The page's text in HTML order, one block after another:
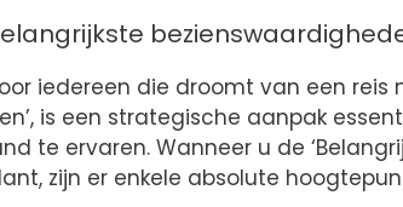
iedereen die droomt van een
is een strategische aanpak
te ervaren. Wanneer u de
zijn er enkele absolute